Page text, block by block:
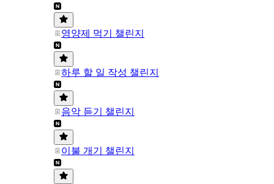
영양제 먹기 챌린지
하루 할 일 작성 챌린지
음악 듣기 챌린지
이불 개기 챌린지